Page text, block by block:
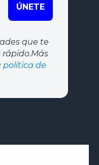
que te
política de